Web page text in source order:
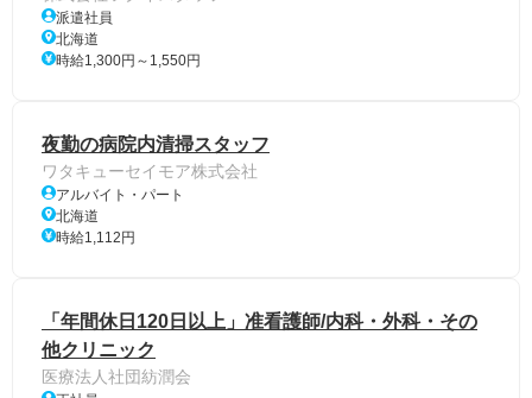
派遣社員
北海道
時給1,300円～1,550円
夜勤の病院内清掃スタッフ
ワタキューセイモア株式会社
アルバイト・パート
北海道
時給1,112円
「年間休日120日以上」准看護師/内科・外科・その
他クリニック
医療法人社団紡潤会